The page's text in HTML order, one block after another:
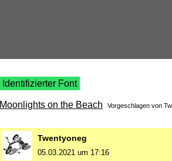
Identifizierter Font
Moonlights on the Beach Vorgeschlagen von
Twentyoneg
05.03.2021 um 17:16